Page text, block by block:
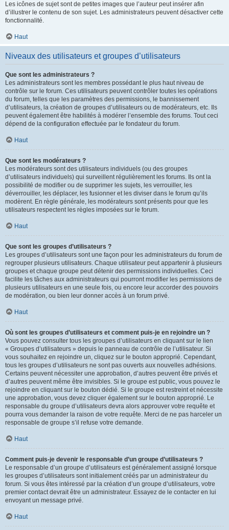
Les icônes de sujet sont de petites images que l’auteur peut insérer afin
d’illustrer le contenu de son sujet. Les administrateurs peuvent désactiver cette
fonctionnalité.
Haut
Niveaux des utilisateurs et groupes d’utilisateurs
Que sont les administrateurs ?
Les administrateurs sont les membres possédant le plus haut niveau de
contrôle sur le forum. Ces utilisateurs peuvent contrôler toutes les opérations
du forum, telles que les paramètres des permissions, le bannissement
d’utilisateurs, la création de groupes d’utilisateurs ou de modérateurs, etc. Ils
peuvent également être habilités à modérer l’ensemble des forums. Tout ceci
dépend de la configuration effectuée par le fondateur du forum.
Haut
Que sont les modérateurs ?
Les modérateurs sont des utilisateurs individuels (ou des groupes
d’utilisateurs individuels) qui surveillent régulièrement les forums. Ils ont la
possibilité de modifier ou de supprimer les sujets, les verrouiller, les
déverrouiller, les déplacer, les fusionner et les diviser dans le forum qu’ils
modèrent. En règle générale, les modérateurs sont présents pour que les
utilisateurs respectent les règles imposées sur le forum.
Haut
Que sont les groupes d’utilisateurs ?
Les groupes d’utilisateurs sont une façon pour les administrateurs du forum de
regrouper plusieurs utilisateurs. Chaque utilisateur peut appartenir à plusieurs
groupes et chaque groupe peut détenir des permissions individuelles. Ceci
facilite les tâches aux administrateurs qui pourront modifier les permissions de
plusieurs utilisateurs en une seule fois, ou encore leur accorder des pouvoirs
de modération, ou bien leur donner accès à un forum privé.
Haut
Où sont les groupes d’utilisateurs et comment puis-je en rejoindre un ?
Vous pouvez consulter tous les groupes d’utilisateurs en cliquant sur le lien
« Groupes d’utilisateurs » depuis le panneau de contrôle de l’utilisateur. Si
vous souhaitez en rejoindre un, cliquez sur le bouton approprié. Cependant,
tous les groupes d’utilisateurs ne sont pas ouverts aux nouvelles adhésions.
Certains peuvent nécessiter une approbation, d’autres peuvent être privés et
d’autres peuvent même être invisibles. Si le groupe est public, vous pouvez le
rejoindre en cliquant sur le bouton dédié. Si le groupe est restreint et nécessite
une approbation, vous devez cliquer également sur le bouton approprié. Le
responsable du groupe d’utilisateurs devra alors approuver votre requête et
pourra vous demander la raison de votre requête. Merci de ne pas harceler un
responsable de groupe s’il refuse votre demande.
Haut
Comment puis-je devenir le responsable d’un groupe d’utilisateurs ?
Le responsable d’un groupe d’utilisateurs est généralement assigné lorsque
les groupes d’utilisateurs sont initialement créés par un administrateur du
forum. Si vous êtes intéressé par la création d’un groupe d’utilisateurs, votre
premier contact devrait être un administrateur. Essayez de le contacter en lui
envoyant un message privé.
Haut